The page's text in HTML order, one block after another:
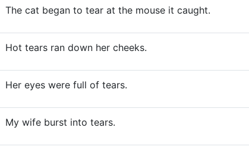
The cat began to tear at the mouse it caught.
Hot tears ran down her cheeks.
Her eyes were full of tears.
My wife burst into tears.